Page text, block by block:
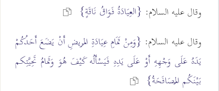
وقال عليه السلام: {العِيَادَةُ فَوَاقُ نَاقَةٍ}
وقال عليه السلام: {وَمِنْ تَمَامِ عِيَادَةِ المَريضِ أَنْ يَضَعَ أَحَدُكُمْ
يَدَهُ عَلَى وَجْهِهِ أَوْ عَلَى يَدِهِ فَيَسْأَلُه كَيْفَ هُوَ وَتَمامُ تَحِيَّتِكم
بَيْنَكُم المُصَافَحَةُ}